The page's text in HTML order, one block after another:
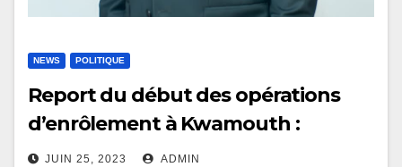
NEWS POLITIQUE
Report du début des opérations
d’enrôlement à Kwamouth :
Richard Nzaaba « totalement
JUIN 25, 2023 ADMIN